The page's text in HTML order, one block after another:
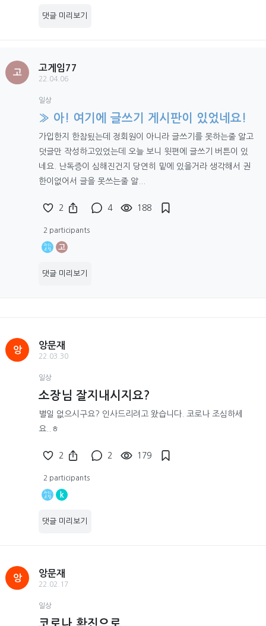
댓글 미리보기
고
고게임77
22.04.06
일상
» 아! 여기에 글쓰기 게시판이 있었네요!
가입한지 한참됬는데 정회원이 아니라 글쓰기를 못하는줄 알고
덧글만 작성하고있었는데 오늘 보니 윗편에 글쓰기 버튼이 있
네요. 난독증이 심해진건지 당연히 밑에 있을거라 생각해서 권
한이없어서 글을 못쓰는줄 알...
2 4 188
2 participants
고
댓글 미리보기
앙
앙문재
22.03.30
일상
소장님 잘지내시지요?
별일 없으시구요? 인사드리려고 왔습니다. 코로나 조심하세
요..ㅎ
2 2 179
2 participants
k
댓글 미리보기
앙
앙문재
22.02.17
일상